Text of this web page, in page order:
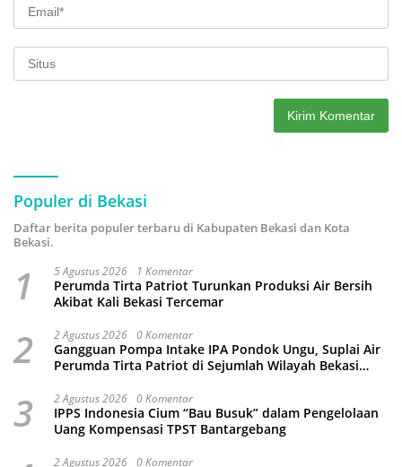
Populer di Bekasi
Daftar berita populer terbaru di Kabupaten Bekasi dan Kota
Bekasi.
1 5 Agustus 2026 1 Komentar
Perumda Tirta Patriot Turunkan Produksi Air Bersih
Akibat Kali Bekasi Tercemar
2 2 Agustus 2026 0 Komentar
Gangguan Pompa Intake IPA Pondok Ungu, Suplai Air
Perumda Tirta Patriot di Sejumlah Wilayah Bekasi
3 2 Agustus 2026 0 Komentar
IPPS Indonesia Cium “Bau Busuk” dalam Pengelolaan
Uang Kompensasi TPST Bantargebang
2 Agustus 2026 0 Komentar